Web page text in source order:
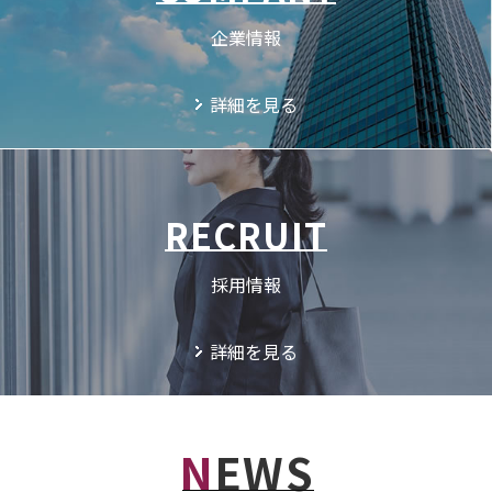
企業情報
詳細を見る
RECRUIT
採用情報
詳細を見る
NEWS